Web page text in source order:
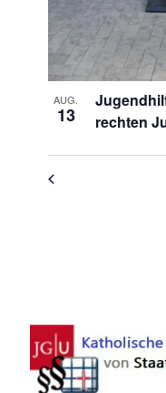
AUG.
13
rechten